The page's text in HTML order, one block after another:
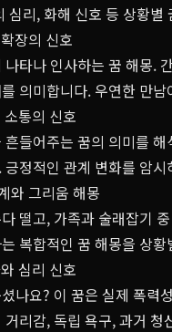
심리, 화해 신호 등 상황별
장의 신호
타나 인사하는 꿈 해몽.
의미합니다. 우연한 만
통의 신호
들어주는 꿈의 의미를
정적인 관계 변화를 암
와 그리움 해몽
떨고, 가족과 술래잡기
복합적인 꿈 해몽을 상
심리 신호
나요? 이 꿈은 실제 폭력
리감, 독립 욕구, 과거